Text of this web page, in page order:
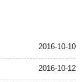
2016-10-10
2016-10-12